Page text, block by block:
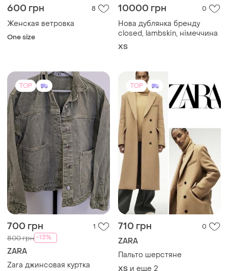
600 грн 8
Женская ветровка
One size
10000 грн 0
Нова дублянка бренду
closed, lambskin, німеччина
ХS
TOP
700 грн 1
800 грн -13%
ZARA
Zara джинсовая куртка
TOP
710 грн 0
ZARA
Пальто шерстяне
ХS и еще 2